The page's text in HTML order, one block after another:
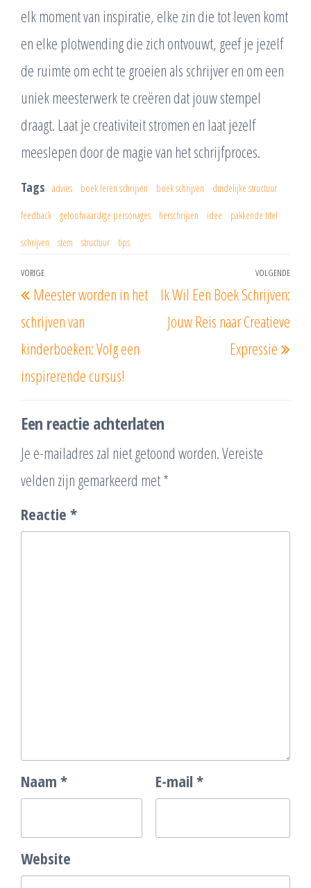
elk moment van inspiratie, elke zin die tot leven komt
en elke plotwending die zich ontvouwt, geef je jezelf
de ruimte om echt te groeien als schrijver en om een
uniek meesterwerk te creëren dat jouw stempel
draagt. Laat je creativiteit stromen en laat jezelf
meeslepen door de magie van het schrijfproces.
Tags advies boek leren schrijven boek schrijven duidelijke structuur
feedback geloofwaardige personages herschrijven idee pakkende titel
schrijven stem structuur tips
Berichtnavigatie
Vorig
bericht
VORIGE
Meester worden in het
schrijven van
kinderboeken: Volg een
inspirerende cursus!
VOLGENDE
Ik Wil Een Boek Schrijven:
Jouw Reis naar Creatieve
Expressie
Een reactie achterlaten
Je e-mailadres zal niet getoond worden.Vereiste
velden zijn gemarkeerd met*
Reactie *
Naam * E-mail *
Website